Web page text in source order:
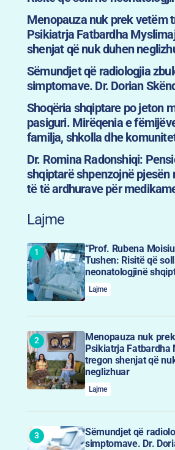
Menopauza nuk prek vetëm
Psikiatrja Fatbardha
shenjat që nuk duhen
Sëmundjet që radiologjia
simptomave. Dr. Dorian
Shoqëria shqiptare po jeton
pasiguri. Mirëqenia e
familja, shkolla dhe
Dr. Romina Radonshiqi:
shqiptarë shpenzojnë pjesën
të të ardhurave për
Lajme
“Prof. Rubena
Tushen: Risitë që
neonatologjinë
Lajme
Menopauza nuk
Psikiatrja Fatbardha
tregon shenjat që
neglizhuar
Lajme
Sëmundjet që
simptomave. Dr.